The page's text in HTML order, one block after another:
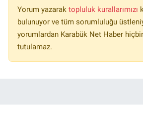
Yorum yazarak topluluk kurallarımızı
bulunuyor ve tüm sorumluluğu
yorumlardan Karabük Net Haber
tutulamaz.